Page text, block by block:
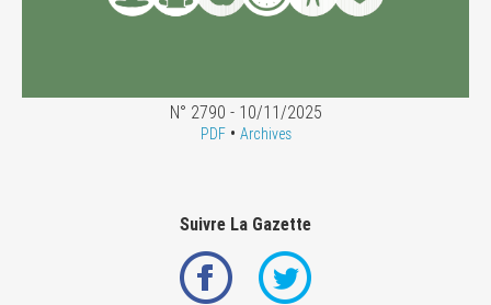
N° 2790 - 10/11/2025
PDF• Archives
Suivre La Gazette